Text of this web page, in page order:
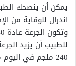
يمكن أن ينصحك
اندرال للوقاية من
للطبيب أن يزيد
240 ملجم في اليوم مقسمة على عدة جرعات.